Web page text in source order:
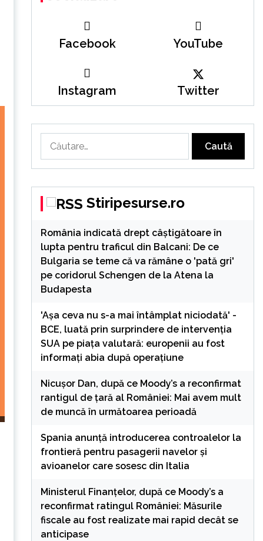
Facebook YouTube
Instagram Twitter
după:
Stiripesurse.ro
România indicată drept câștigătoare în
lupta pentru traficul din Balcani: De ce
Bulgaria se teme că va rămâne o 'pată gri'
pe coridorul Schengen de la Atena la
Budapesta
'Așa ceva nu s-a mai întâmplat niciodată' -
BCE, luată prin surprindere de intervenția
SUA pe piața valutară: europenii au fost
informați abia după operațiune
Nicușor Dan, după ce Moody’s a reconfirmat
rantigul de țară al României: Mai avem mult
de muncă în următoarea perioadă
Spania anunță introducerea controalelor la
frontieră pentru pasagerii navelor și
avioanelor care sosesc din Italia
Ministerul Finanțelor, după ce Moody’s a
reconfirmat ratingul României: Măsurile
fiscale au fost realizate mai rapid decât se
anticipase